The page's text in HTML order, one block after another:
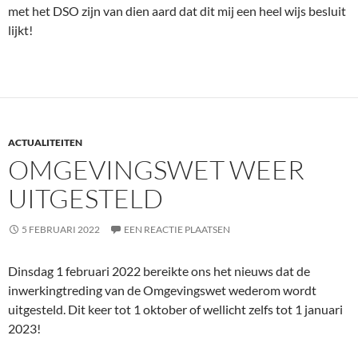
met het DSO zijn van dien aard dat dit mij een heel wijs besluit
lijkt!
ACTUALITEITEN
OMGEVINGSWET WEER
UITGESTELD
5 FEBRUARI 2022 EEN REACTIE PLAATSEN
Dinsdag 1 februari 2022 bereikte ons het nieuws dat de
inwerkingtreding van de Omgevingswet wederom wordt
uitgesteld. Dit keer tot 1 oktober of wellicht zelfs tot 1 januari
2023!